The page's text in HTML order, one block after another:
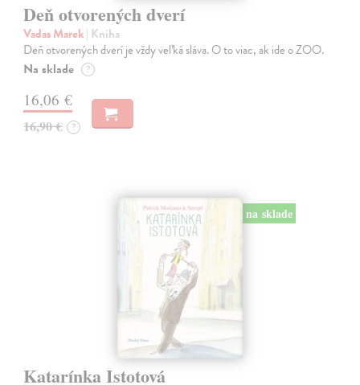
Deň otvorených dverí
Vadas Marek| Kniha
Deň otvorených dverí je vždy veľká sláva. O to viac, ak ide o ZOO.
Na sklade ?
16,06 €
16,90 € ?
na sklade
Katarínka Istotová